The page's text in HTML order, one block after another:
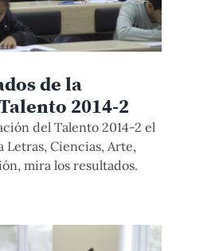
de la
2014-2
del Talento 2014-2 el
Ciencias, Arte,
mira los resultados.